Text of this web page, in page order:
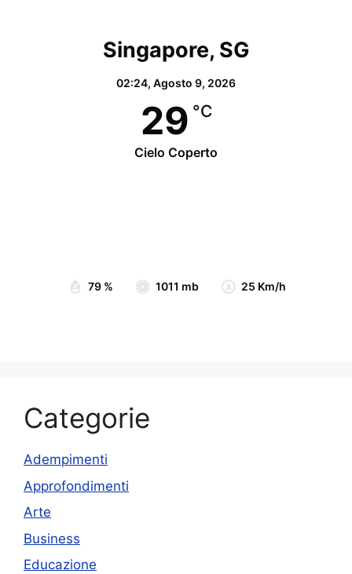
Singapore, SG
02:24, Agosto 9, 2026
29 °C
Cielo Coperto
79 % 1011 mb 25 Km/h
Categorie
Adempimenti
Approfondimenti
Arte
Business
Educazione